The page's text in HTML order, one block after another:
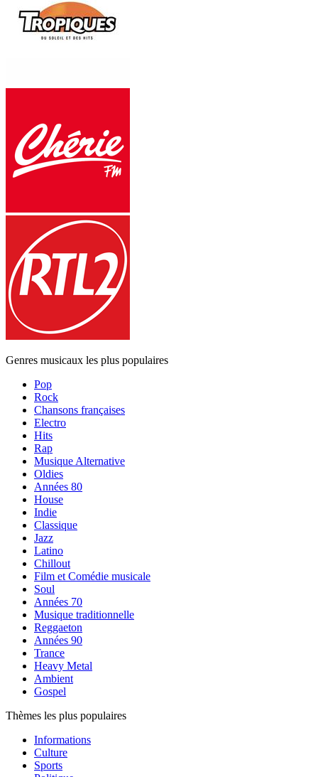
Genres musicaux les plus populaires
Pop
Rock
Chansons françaises
Electro
Hits
Rap
Musique Alternative
Oldies
Années 80
House
Indie
Classique
Jazz
Latino
Chillout
Film et Comédie musicale
Soul
Années 70
Musique traditionnelle
Reggaeton
Années 90
Trance
Heavy Metal
Ambient
Gospel
Thèmes les plus populaires
Informations
Culture
Sports